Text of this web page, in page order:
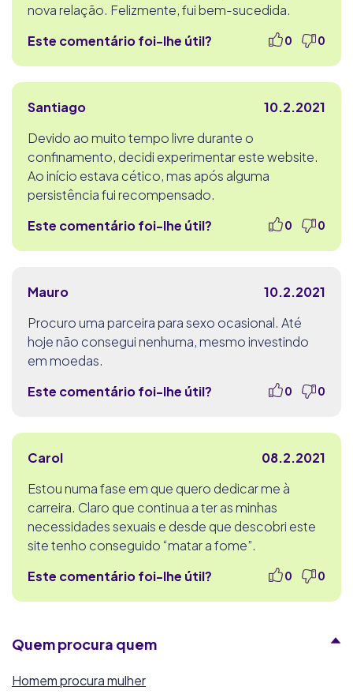
nova relação. Felizmente, fui bem-sucedida.
Este comentário foi-lhe útil?
0 0
Santiago
10.2.2021
Devido ao muito tempo livre durante o
confinamento, decidi experimentar este website.
Ao início estava cético, mas após alguma
persistência fui recompensado.
Este comentário foi-lhe útil?
0 0
Mauro
10.2.2021
Procuro uma parceira para sexo ocasional. Até
hoje não consegui nenhuma, mesmo investindo
em moedas.
Este comentário foi-lhe útil?
0 0
Carol
08.2.2021
Estou numa fase em que quero dedicar me à
carreira. Claro que continua a ter as minhas
necessidades sexuais e desde que descobri este
site tenho conseguido “matar a fome”.
Este comentário foi-lhe útil?
0 0
Quem procura quem
Homem procura mulher